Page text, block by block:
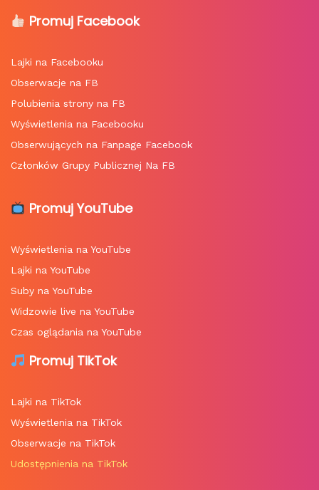
Promuj Facebook
Lajki na Facebooku
Obserwacje na FB
Polubienia strony na FB
Wyświetlenia na Facebooku
Obserwujących na Fanpage Facebook
Członków Grupy Publicznej Na FB
Promuj YouTube
Wyświetlenia na YouTube
Lajki na YouTube
Suby na YouTube
Widzowie live na YouTube
Czas oglądania na YouTube
Promuj TikTok
Lajki na TikTok
Wyświetlenia na TikTok
Obserwacje na TikTok
Udostępnienia na TikTok